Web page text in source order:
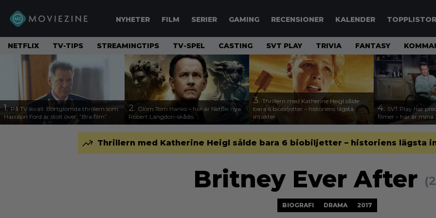
NYHETER FILM SERIER GAMING RECENSIONER KALENDER TOPPLISTOR
NETFLIX TV-TIPS STREAMINGTIPS TV-SPEL CASTING SVT PLAY TRIVIA FANTASY
1. På TV ikväll: Bortglömda thrillern som
Harrison Ford är stolt över: ”Bra film”
2. Glöm Tom Hanks – här är Netflix nya
Robert Langdon-skådis
3. Thrillern med Katherine Heigl sålde
bara 6 biobiljetter – historiens lägsta
intäkter
4. SVT Play har
filmer – här är mina
Thrillern med Katherine Heigl sålde bara 6 biobiljetter – historiens lägsta
Britney Ever After
BIOGRAFI DRAMA 2017